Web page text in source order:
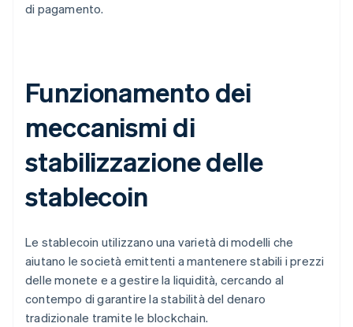
di pagamento.
Funzionamento dei
meccanismi di
stabilizzazione delle
stablecoin
Le stablecoin utilizzano una varietà di modelli che
aiutano le società emittenti a mantenere stabili i prezzi
delle monete e a gestire la liquidità, cercando al
contempo di garantire la stabilità del denaro
tradizionale tramite le blockchain.